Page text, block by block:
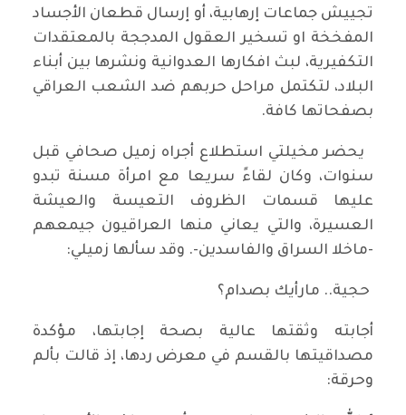
تجييش جماعات إرهابية، أو إرسال قطعان الأجساد
المفخخة او تسخير العقول المدججة بالمعتقدات
التكفيرية، لبث افكارها العدوانية ونشرها بين أبناء
البلاد، لتكتمل مراحل حربهم ضد الشعب العراقي
بصفحاتها كافة.
يحضر مخيلتي استطلاع أجراه زميل صحافي قبل
سنوات، وكان لقاءً سريعا مع امرأة مسنة تبدو
عليها قسمات الظروف التعيسة والعيشة
العسيرة، والتي يعاني منها العراقيون جيمعهم
-ماخلا السراق والفاسدين-. وقد سألها زميلي:
حجية.. مارأيك بصدام؟
أجابته وثقتها عالية بصحة إجابتها، مؤكدة
مصداقيتها بالقسم في معرض ردها، إذ قالت بألم
وحرقة: